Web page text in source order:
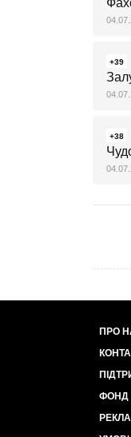
+39
+38
ПРО
ФОНД